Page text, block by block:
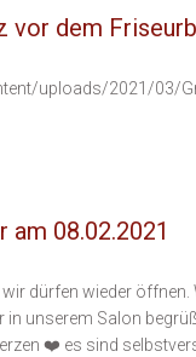
vor dem
uploads/2021/03/
08.02.2021
dürfen wieder öffnen.
in unserem Salon
❤️ es sind